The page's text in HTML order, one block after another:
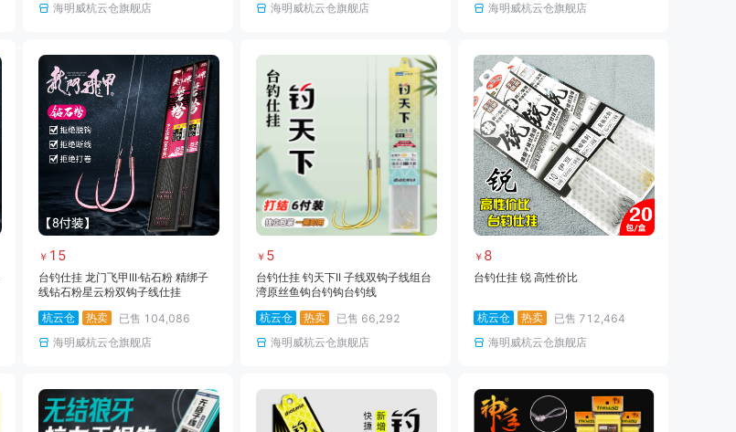
海明威杭云仓旗舰店
海明威杭云仓旗舰店
海明威杭云仓旗舰店
￥ 15
台钓仕挂 龙门飞甲III·钻石粉 精绑子
线钻石粉星云粉双钩子线仕挂
杭云仓
热卖 已售 104,086
海明威杭云仓旗舰店
￥ 5
台钓仕挂 钓天下II 子线双钩子线组台
湾原丝鱼钩台钓钩台钓线
杭云仓
热卖 已售 66,292
海明威杭云仓旗舰店
￥ 8
台钓仕挂 锐 高性价比
杭云仓 热卖 已售 712,464
海明威杭云仓旗舰店